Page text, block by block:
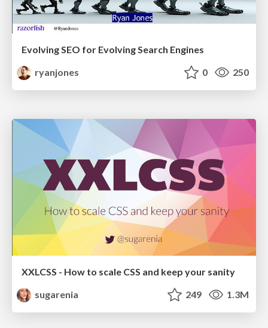
Evolving SEO for Evolving Search Engines
ryanjones
0 250
XXLCSS - How to scale CSS and keep your sanity
sugarenia
249 1.3M